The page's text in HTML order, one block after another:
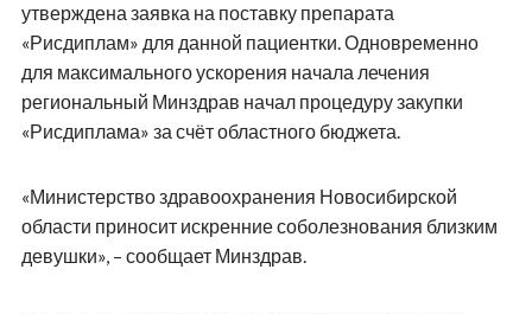
утверждена заявка на поставку препарата
«Рисдиплам» для данной пациентки. Одновременно
для максимального ускорения начала лечения
региональный Минздрав начал процедуру закупки
«Рисдиплама» за счёт областного бюджета.
«Министерство здравоохранения Новосибирской
области приносит искренние соболезнования близким
девушки», – сообщает Минздрав.